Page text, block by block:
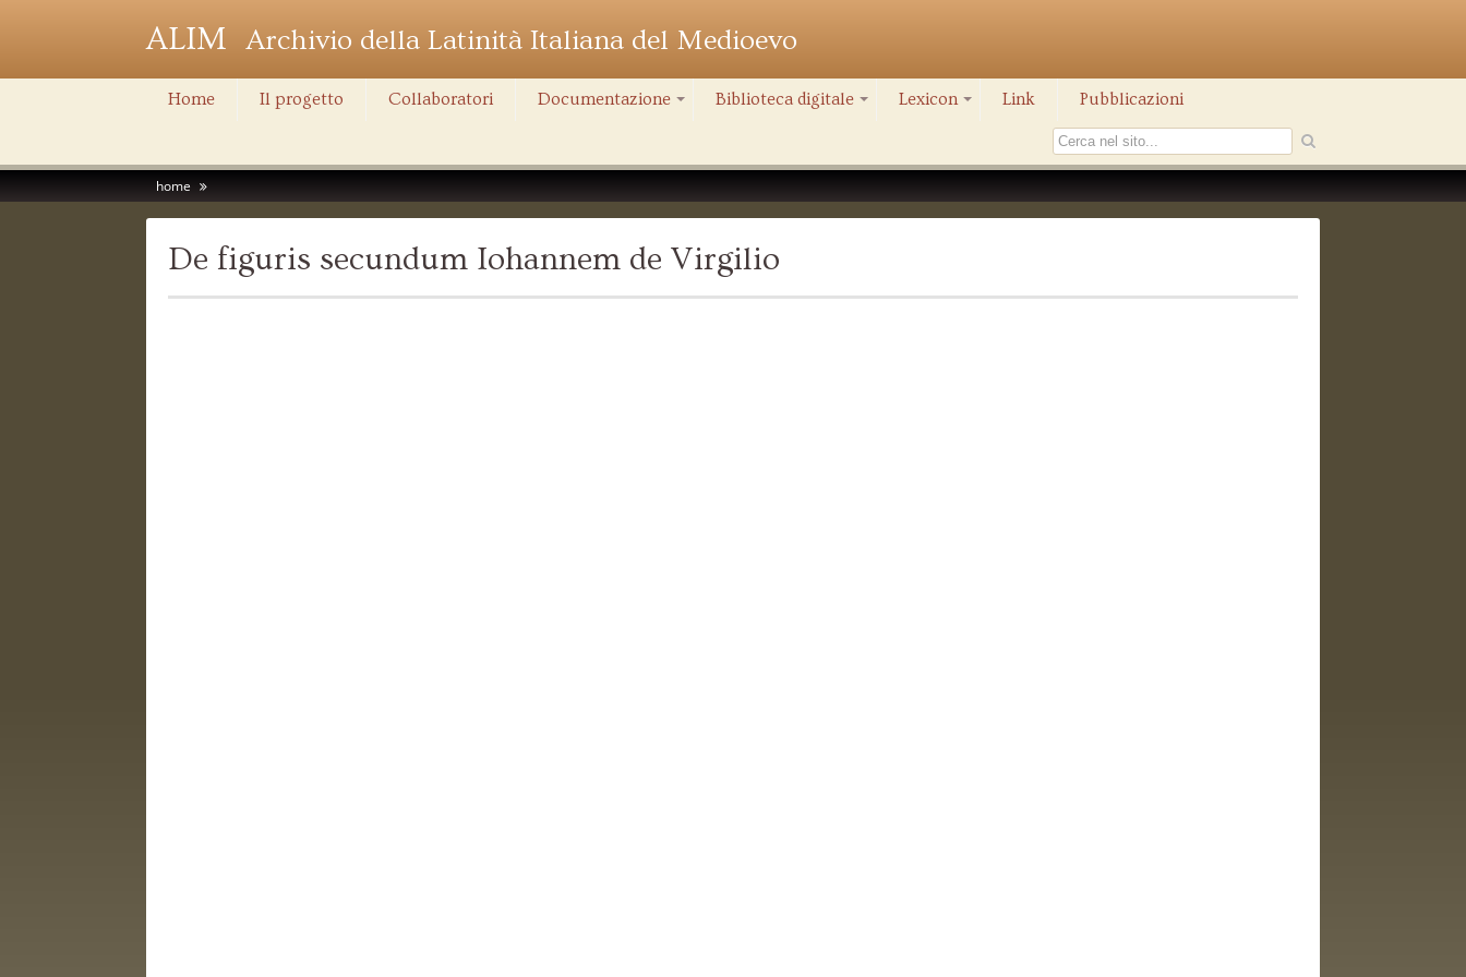
ALIM Archivio della Latinità Italiana del Medioevo
Home Il progetto Collaboratori Documentazione Biblioteca digitale Lexicon Link Pubblicazioni
home
De figuris secundum Iohannem de Virgilio